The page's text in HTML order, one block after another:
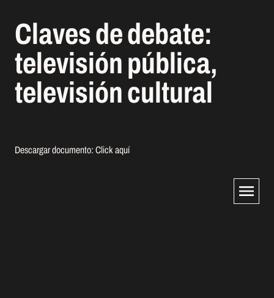
Claves de debate:
televisión pública,
televisión cultural
Descargar documento: Click aquí